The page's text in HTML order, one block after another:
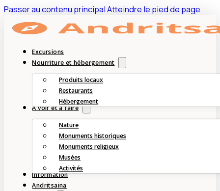
Passer au contenu principalAtteindre le pied de page
Excursions
Nourriture et hébergement
Produits locaux
Restaurants
Hébergement
À voir et à faire
Nature
Monuments historiques
Monuments religieux
Musées
Activités
Information
Andritsaina